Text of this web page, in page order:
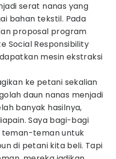
serat nanas yang
bahan tekstil. Pada
proposal program
Social Responsibility
mesin ekstraksi
ke petani sekalian
daun nanas menjadi
banyak hasilnya,
Saya bagi-bagi
teman-teman untuk
di petani kita beli. Tapi